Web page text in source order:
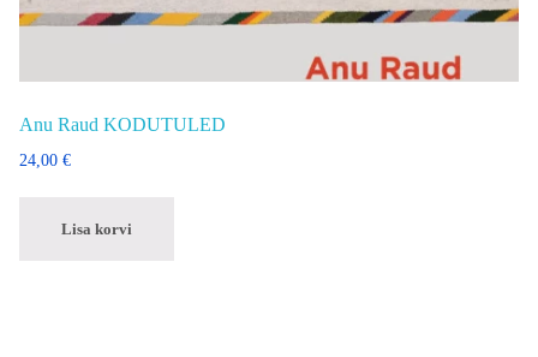
Anu Raud KODUTULED
24,00 €
Lisa korvi